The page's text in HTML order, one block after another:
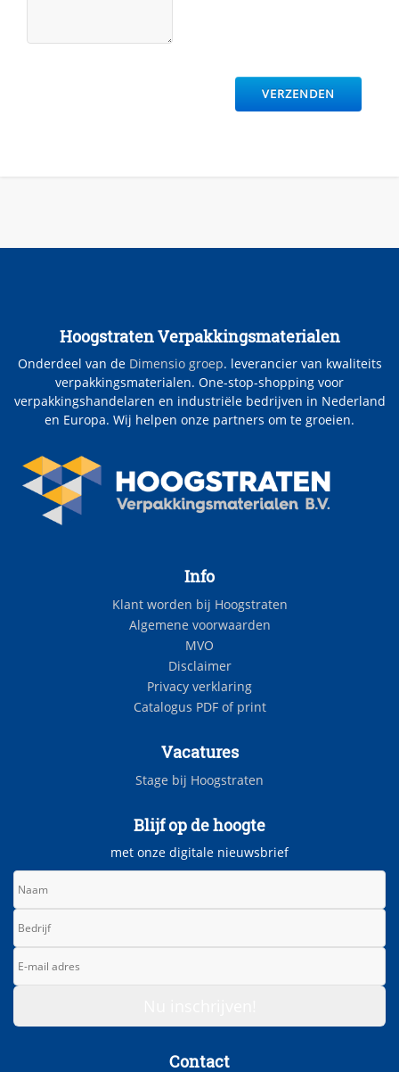
Hoogstraten Verpakkingsmaterialen
Onderdeel van de Dimensio groep. leverancier van kwaliteits
verpakkingsmaterialen. One-stop-shopping voor
verpakkingshandelaren en industriële bedrijven in Nederland
en Europa. Wij helpen onze partners om te groeien.
Info
Klant worden bij Hoogstraten
Algemene voorwaarden
MVO
Disclaimer
Privacy verklaring
Catalogus PDF of print
Vacatures
Stage bij Hoogstraten
Blijf op de hoogte
met onze digitale nieuwsbrief
Contact